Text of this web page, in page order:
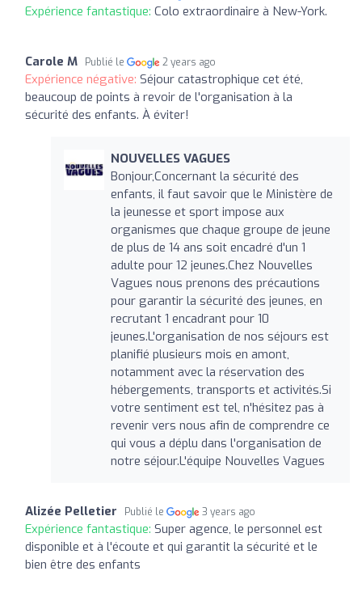
Expérience fantastique: Colo extraordinaire à New-York.
Carole M Publié le 2 years ago
Expérience négative: Séjour catastrophique cet été,
beaucoup de points à revoir de l'organisation à la
sécurité des enfants. À éviter!
NOUVELLES VAGUES
Bonjour,Concernant la sécurité des
enfants, il faut savoir que le Ministère de
la jeunesse et sport impose aux
organismes que chaque groupe de jeune
de plus de 14 ans soit encadré d'un 1
adulte pour 12 jeunes.Chez Nouvelles
Vagues nous prenons des précautions
pour garantir la sécurité des jeunes, en
recrutant 1 encadrant pour 10
jeunes.L'organisation de nos séjours est
planifié plusieurs mois en amont,
notamment avec la réservation des
hébergements, transports et activités.Si
votre sentiment est tel, n'hésitez pas à
revenir vers nous afin de comprendre ce
qui vous a déplu dans l'organisation de
notre séjour.L'équipe Nouvelles Vagues
Alizée Pelletier Publié le 3 years ago
Expérience fantastique: Super agence, le personnel est
disponible et à l'écoute et qui garantit la sécurité et le
bien être des enfants